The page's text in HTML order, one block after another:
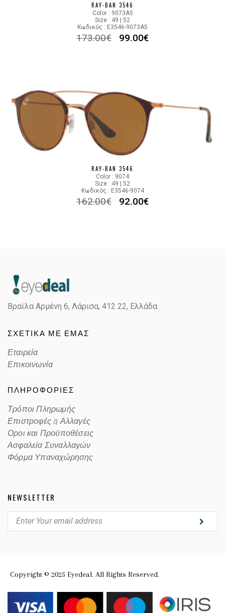
RAY-BAN 3546
Color : 9073A5
Size : 49 | 52
Κωδικός : E3546-9073A5
173.00€ 99.00€
RAY-BAN 3546
Color : 9074
Size : 49 | 52
Κωδικός : E3546-9074
162.00€ 92.00€
Βραϊλα Αρμένη 6, Λάρισα, 412 22, Ελλάδα
ΣΧΕΤΙΚΑ ΜΕ ΕΜΑΣ
Εταιρεία
Επικοινωνία
ΠΛΗΡΟΦΟΡΙΕΣ
Τρόποι Πληρωμής
Επιστροφές & Αλλαγές
Οροι και Προϋποθέσεις
Ασφαλεία Συναλλαγών
Φόρμα Υπαναχώρησης
NEWSLETTER
Copyright © 2025 Eyedeal. All Rights Reserved.